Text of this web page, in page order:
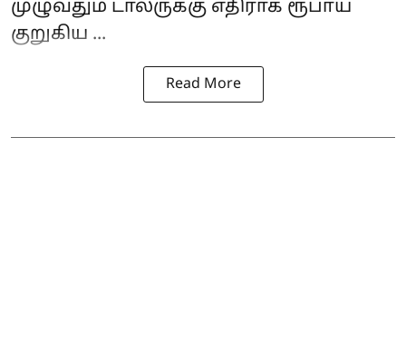
முழுவதும் டாலருக்கு எதிராக ரூபாய்
குறுகிய ...
Read More